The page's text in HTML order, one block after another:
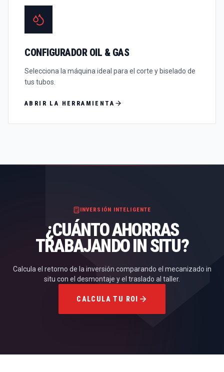
CONFIGURADOR OIL & GAS
Selecciona la máquina ideal para el corte y biselado de
tus tubos.
ABRIR LA HERRAMIENTA
INVERSIÓN INTELIGENTE
¿CUÁNTO AHORRAS
TRABAJANDO IN SITU?
Calcula el retorno de la inversión comparando el mecanizado in
situ con el desmontaje y el traslado al taller.
CALCULA TU ROI